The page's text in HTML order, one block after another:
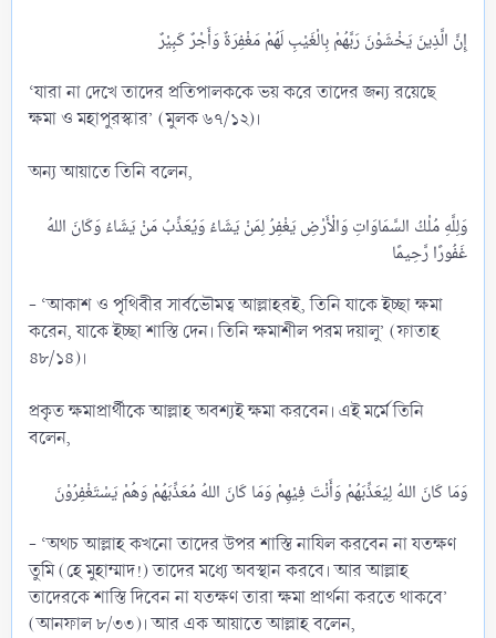
‘যারা না দেখে তাদের প্রতিপালককে ভয় করে তাদের জন্য রয়েছে
ক্ষমা ও মহাপুরস্কার’ (মুলক ৬৭/১২)।
অন্য আয়াতে তিনি বলেন,
وَلِلَّهِ مُلْكُ السَّمَاوَاتِ وَالْأَرْضِ يَغْفِرُ لِمَنْ يَشَاءُ وَيُعَذِّبُ مَنْ يَشَاءُ وَكَانَ اللهُ
- ‘আকাশ ও পৃথিবীর সার্বভৌমত্ব আল্লাহরই, তিনি যাকে ইচ্ছা ক্ষমা
করেন, যাকে ইচ্ছা শাস্তি দেন। তিনি ক্ষমাশীল পরম দয়ালু’ (ফাতাহ
৪৮/১৪)।
প্রকৃত ক্ষমাপ্রার্থীকে আল্লাহ অবশ্যই ক্ষমা করবেন। এই মর্মে তিনি
বলেন,
- ‘অথচ আল্লাহ কখনো তাদের উপর শাস্তি নাযিল করবেন না যতক্ষণ
তুমি (হে মুহাম্মাদ!) তাদের মধ্যে অবস্থান করবে। আর আল্লাহ
তাদেরকে শাস্তি দিবেন না যতক্ষণ তারা ক্ষমা প্রার্থনা করতে থাকবে’
(আনফাল ৮/৩৩)। আর এক আয়াতে আল্লাহ বলেন,